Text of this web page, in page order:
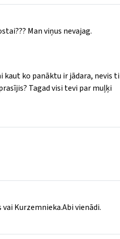
Man viņus nevajag.
kaut ko panāktu ir jādara, nevis
Tagad visi tevi par muļķi
Kurzemnieka.Abi vienādi.